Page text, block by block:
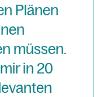
Plänen
müssen.
in 20